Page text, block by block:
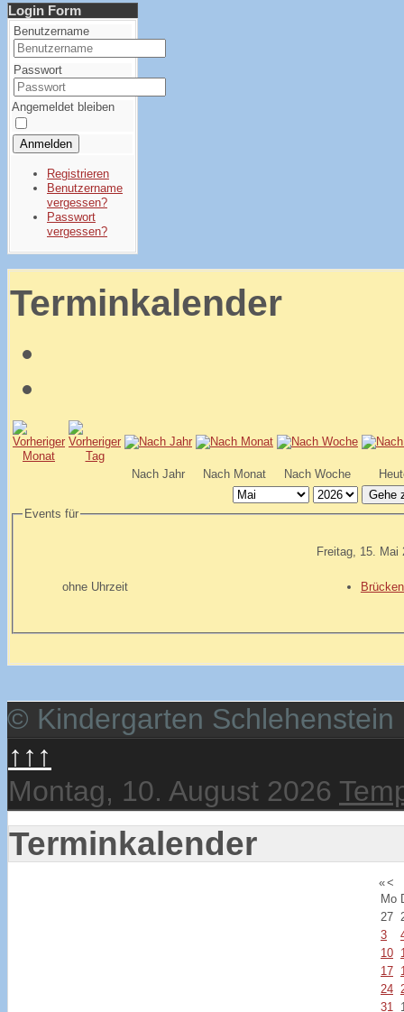
Login Form
Benutzername
Passwort
Angemeldet bleiben
Anmelden
Registrieren
Benutzername
vergessen?
Passwort
vergessen?
Terminkalender
Nach Jahr Nach Monat Nach Woche
Gehe
Events für
Freitag, 15. Mai
ohne Uhrzeit
© Kindergarten Schlehenstein
↑↑↑
Montag, 10. August 2026
Terminkalender
«<
Mo
27
3
10
17
24
31